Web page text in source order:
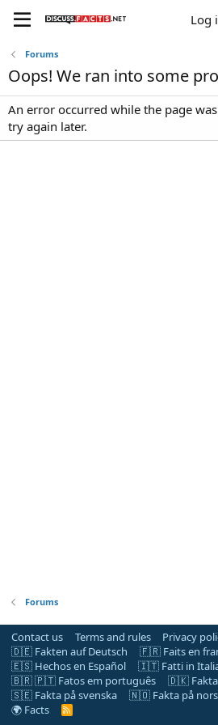
Log
Forums
Oops! We ran into some
An error occurred while the page
try again later.
Forums
Contact us Terms and rules Privacy
🇩🇪 Fakten auf Deutsch
🇫🇷 Faits en
🇪🇸 Hechos en Español
🇮🇹 Fatti in
🇧🇷 🇵🇹 Fatos em português
🇩🇰 Fakta
🇸🇪 Fakta på svenska
🇳🇴 Fakta på
🌍 Facts
R